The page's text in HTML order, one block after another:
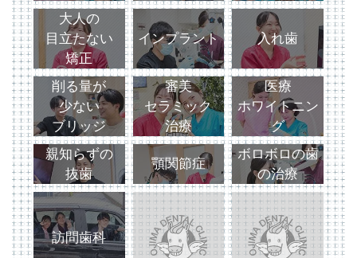
大人の
目立たない
矯正
インプラント 入れ歯
削る量が
少ない
ブリッジ
審美
セラミック
治療
医療
ホワイトニン
グ
親知らずの
抜歯
顎関節症
ボロボロの歯
の治療
訪問歯科